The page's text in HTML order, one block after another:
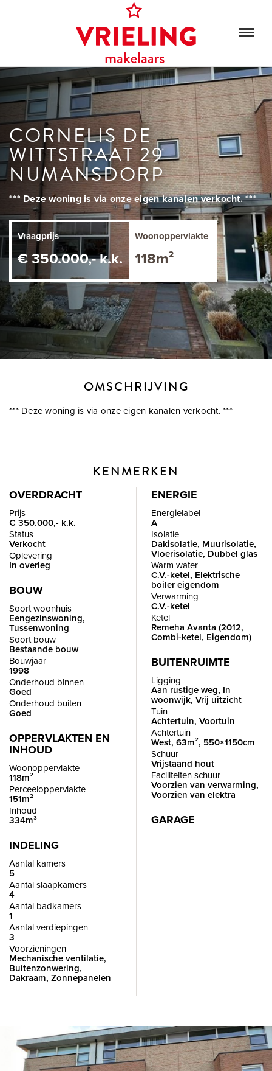
CORNELIS DE
WITTSTRAAT 29
NUMANSDORP
*** Deze woning is via onze eigen kanalen verkocht. ***
Vraagprijs
€ 350.000,- k.k.
Woonoppervlakte
118m²
OMSCHRIJVING
*** Deze woning is via onze eigen kanalen verkocht. ***
KENMERKEN
OVERDRACHT
Prijs
€ 350.000,- k.k.
Status
Verkocht
Oplevering
In overleg
BOUW
Soort woonhuis
Eengezinswoning,
Tussenwoning
Soort bouw
Bestaande bouw
Bouwjaar
1998
Onderhoud binnen
Goed
Onderhoud buiten
Goed
OPPERVLAKTEN EN
INHOUD
Woonoppervlakte
118m²
Perceeloppervlakte
151m²
Inhoud
334m³
INDELING
Aantal kamers
5
Aantal slaapkamers
4
Aantal badkamers
1
Aantal verdiepingen
3
Voorzieningen
Mechanische ventilatie,
Buitenzonwering,
Dakraam, Zonnepanelen
ENERGIE
Energielabel
A
Isolatie
Dakisolatie, Muurisolatie,
Vloerisolatie, Dubbel glas
Warm water
C.V.-ketel, Elektrische
boiler eigendom
Verwarming
C.V.-ketel
Ketel
Remeha Avanta (2012,
Combi-ketel, Eigendom)
BUITENRUIMTE
Ligging
Aan rustige weg, In
woonwijk, Vrij uitzicht
Tuin
Achtertuin, Voortuin
Achtertuin
West, 63m², 550×1150cm
Schuur
Vrijstaand hout
Faciliteiten schuur
Voorzien van verwarming,
Voorzien van elektra
GARAGE